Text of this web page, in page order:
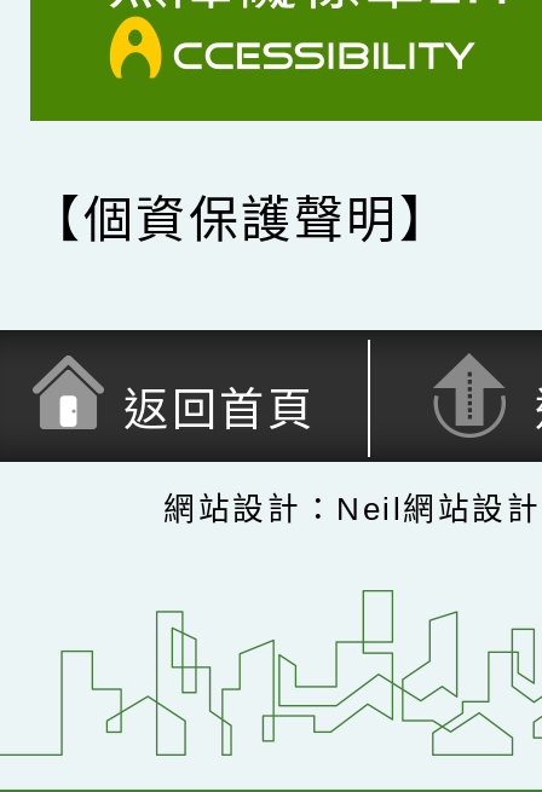
【個資保護聲明】
返回首頁
網站設計：Neil網站設